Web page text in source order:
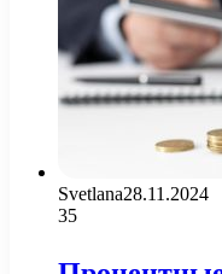
Svetlana28.11.2024
35